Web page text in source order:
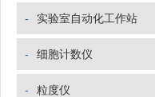
- 实验室自动化工作站
- 细胞计数仪
- 粒度仪